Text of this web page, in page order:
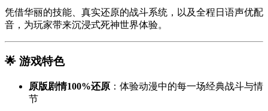
凭借华丽的技能、真实还原的战斗系统，以及全程日语声优配
音，为玩家带来沉浸式死神世界体验。
🌟 游戏特色
原版剧情100%还原 ：体验动漫中的每一场经典战斗与情
节